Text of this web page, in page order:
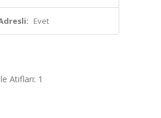
Evet
Atıfları: 1